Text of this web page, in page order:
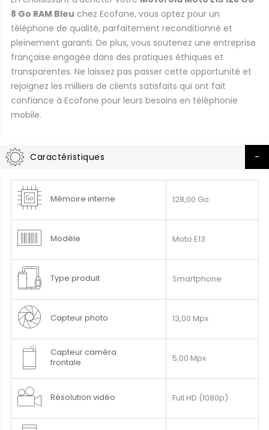
8 Go RAM Bleu chez Ecofone, vous optez pour un
téléphone de qualité, parfaitement reconditionné et
pleinement garanti. De plus, vous soutenez une entreprise
française engagée dans des pratiques éthiques et
transparentes. Ne laissez pas passer cette opportunité et
rejoignez les milliers de clients satisfaits qui ont fait
confiance à Ecofone pour leurs besoins en téléphonie
mobile.
Caractéristiques
Plus
d’informationMémoire interne 128,00 Go
Modèle Moto E13
Type produit Smartphone
Capteur photo 13,00 Mpx
Capteur caméra
frontale
5,00 Mpx
Résolution vidéo Full HD (1080p)